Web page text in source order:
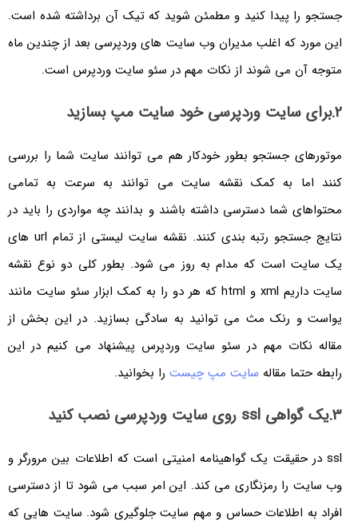
جستجو را پیدا کنید و مطمئن شوید که تیک آن برداشته شده است.
این مورد که اغلب مدیران وب سایت های وردپرسی بعد از چندین ماه
متوجه آن می شوند از نکات مهم در سئو سایت وردپرس است.
2.برای سایت وردپرسی خود سایت مپ بسازید
موتورهای جستجو بطور خودکار هم می توانند سایت شما را بررسی
کنند اما به کمک نقشه سایت می توانند به سرعت به تمامی
محتواهای شما دسترسی داشته باشند و بدانند چه مواردی را باید در
نتایج جستجو رتبه بندی کنند. نقشه سایت لیستی از تمام url های
یک سایت است که مدام به روز می شود. بطور کلی دو نوع نقشه
سایت داریم xml و html که هر دو را به کمک ابزار سئو سایت مانند
یواست و رنک مث می توانید به سادگی بسازید. در این بخش از
مقاله نکات مهم در سئو سایت وردپرس پیشنهاد می کنیم در این
رابطه حتما مقالهسایت مپ چیسترا بخوانید.
3.یک گواهی ssl روی سایت وردپرسی نصب کنید
ssl در حقیقت یک گواهینامه امنیتی است که اطلاعات بین مرورگر و
وب سایت را رمزنگاری می کند. این امر سبب می شود تا از دسترسی
افراد به اطلاعات حساس و مهم سایت جلوگیری شود. سایت هایی که